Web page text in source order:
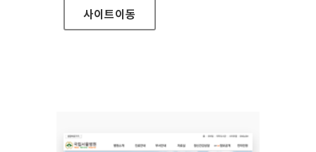
사이트이동